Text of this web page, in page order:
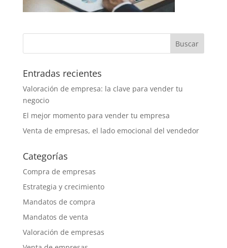
Entradas recientes
Valoración de empresa: la clave para vender tu
negocio
El mejor momento para vender tu empresa
Venta de empresas, el lado emocional del vendedor
Categorías
Compra de empresas
Estrategia y crecimiento
Mandatos de compra
Mandatos de venta
Valoración de empresas